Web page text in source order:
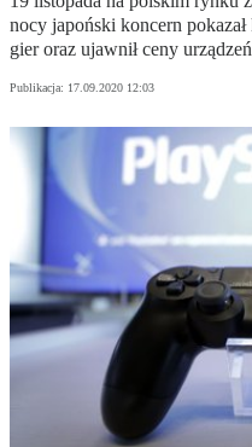
nocy japoński koncern
gier oraz ujawnił ceny
Publikacja: 17.09.2020 12:03